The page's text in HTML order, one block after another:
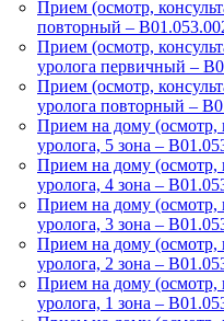
Прием (осмотр,
повторный –
Прием (осмотр,
уролога первичный –
Прием (осмотр,
уролога повторный –
Прием на дому (осмотр,
уролога, 5 зона –
Прием на дому (осмотр,
уролога, 4 зона –
Прием на дому (осмотр,
уролога, 3 зона –
Прием на дому (осмотр,
уролога, 2 зона –
Прием на дому (осмотр,
уролога, 1 зона –